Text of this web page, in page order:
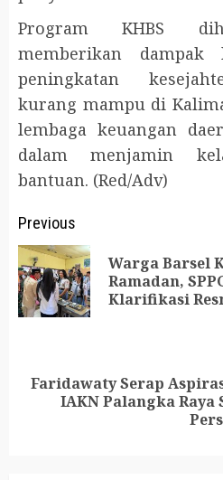
Program KHBS
memberikan dampak
peningkatan
kurang mampu di
lembaga keuangan
dalam menjamin
bantuan. (Red/Adv)
Post
navigation
Previous
Warga Barsel
Ramadan,
Klarifikasi
Next
Faridawaty Serap
IAKN Palangka Raya